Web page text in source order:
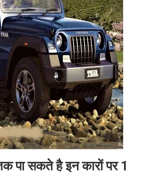
पा सकते है इन कारों पर 1